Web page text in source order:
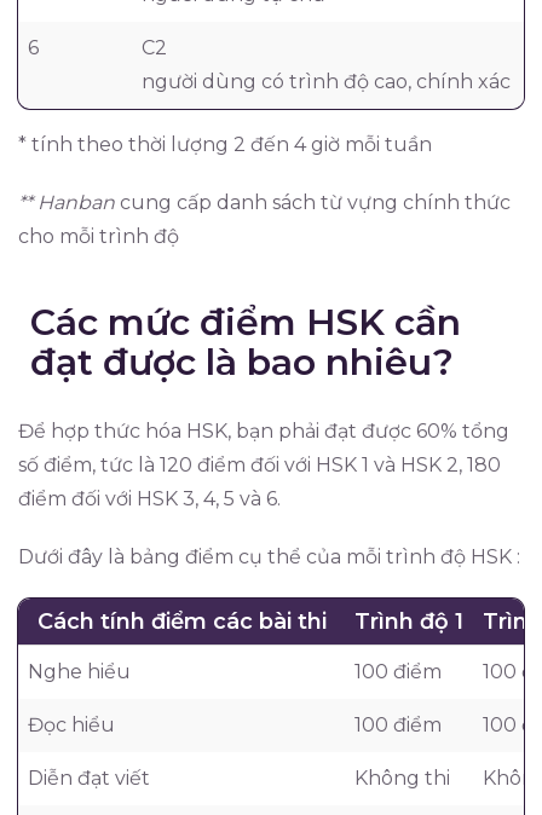
6
C2
người dùng có trình độ cao, chính xác
* tính theo thời lượng 2 đến 4 giờ mỗi tuần
** Hanban cung cấp danh sách từ vựng chính thức
cho mỗi trình độ
Các mức điểm HSK cần
đạt được là bao nhiêu?
Để hợp thức hóa HSK, bạn phải đạt được 60% tổng
số điểm, tức là 120 điểm đối với HSK 1 và HSK 2, 180
điểm đối với HSK 3, 4, 5 và 6.
Dưới đây là bảng điểm cụ thể của mỗi trình độ HSK :
Cách tính điểm các bài thi Trình độ 1
Nghe hiểu 100 điểm 100
Đọc hiểu 100 điểm 100
Diễn đạt viết Không thi